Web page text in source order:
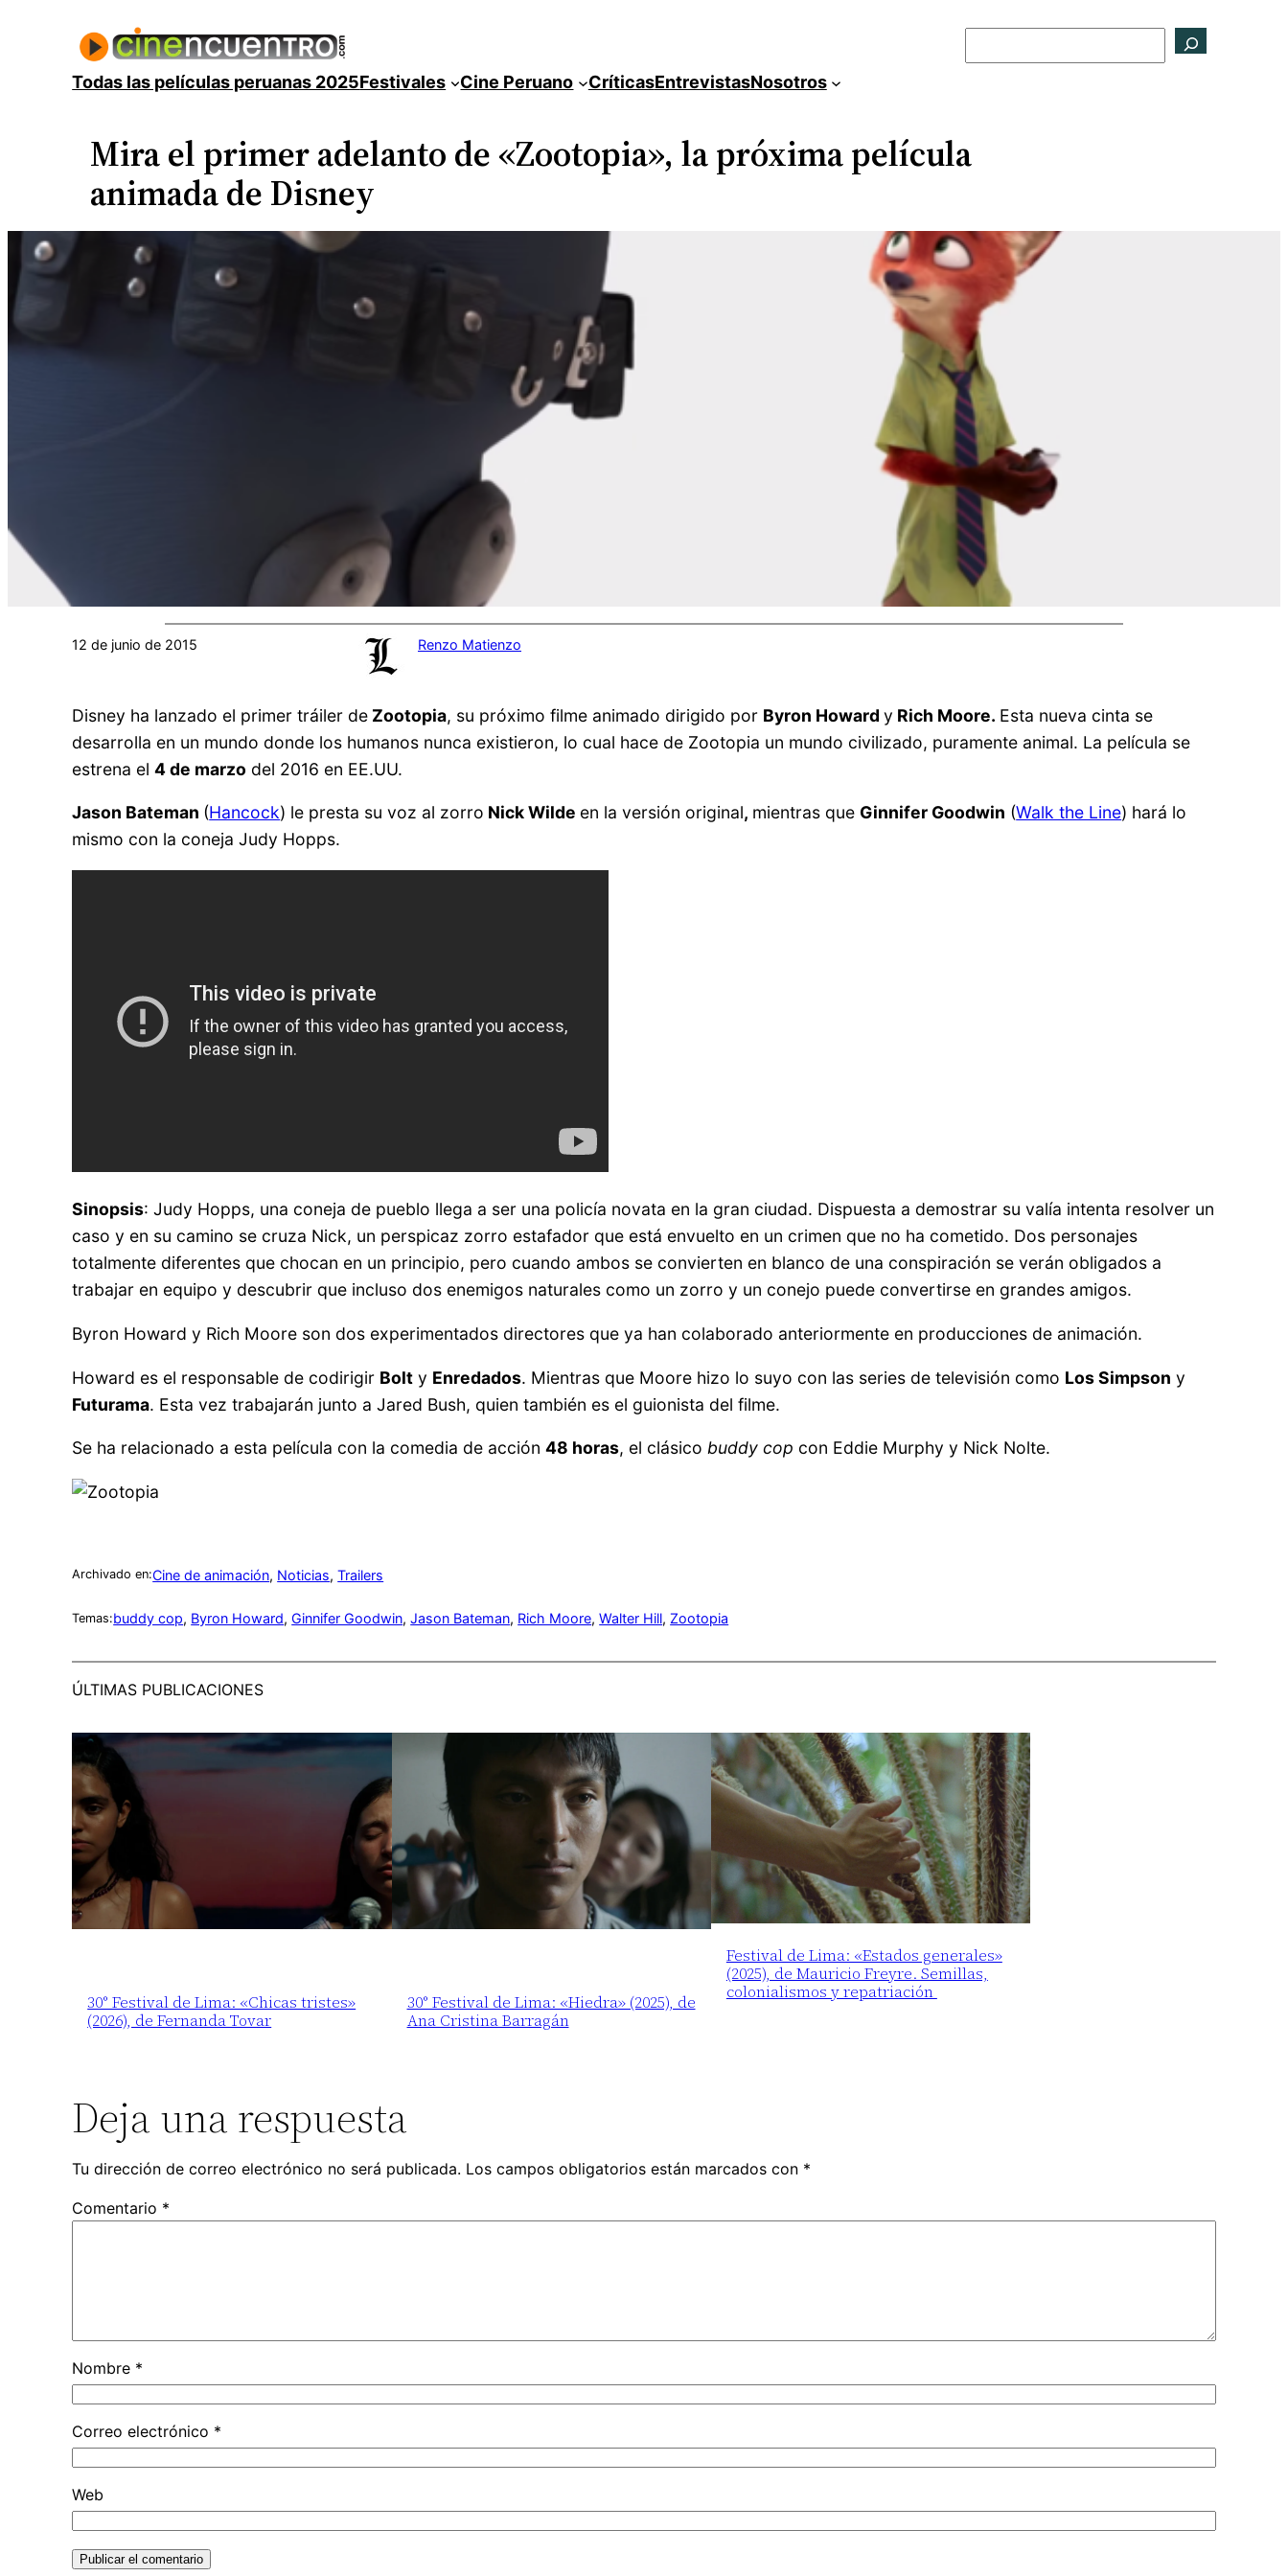
contenidoTodas las películas peruanas 2025Festivales Cine Peruano CríticasEntrevistasNosotros
Mira el primer adelanto de «Zootopia», la próxima película
animada de Disney
12 de junio de 2015 Renzo Matienzo
Disney ha lanzado el primer tráiler de Zootopia, su próximo filme animado dirigido por Byron Howardy Rich Moore. Esta nueva cinta se
desarrolla en un mundo donde los humanos nunca existieron, lo cual hace de Zootopia un mundo civilizado, puramente animal. La película se
estrena el4 de marzo del 2016 en EE.UU.
Jason Bateman (Hancock) le presta su voz al zorro Nick Wilde en la versión original, mientras que Ginnifer Goodwin (Walk the Line) hará lo
mismo con la coneja Judy Hopps.
Sinopsis: Judy Hopps, una coneja de pueblo llega a ser una policía novata en la gran ciudad. Dispuesta a demostrar su valía intenta resolver un
caso y en su camino se cruza Nick, un perspicaz zorro estafador que está envuelto en un crimen que no ha cometido. Dos personajes
totalmente diferentes que chocan en un principio, pero cuando ambos se convierten en blanco de una conspiración se verán obligados a
trabajar en equipo y descubrir que incluso dos enemigos naturales como un zorro y un conejo puede convertirse en grandes amigos.
Byron Howard y Rich Moore son dos experimentados directores que ya han colaborado anteriormente en producciones de animación.
Howard es el responsable de codirigir Bolt y Enredados. Mientras que Moore hizo lo suyo con las series de televisión como Los Simpson y
Futurama. Esta vez trabajarán junto a Jared Bush, quien también es el guionista del filme.
Se ha relacionado a esta película con la comedia de acción48 horas, el clásico buddy cop con Eddie Murphy y Nick Nolte.
Archivado en:Cine de animación, Noticias, Trailers
Temas:buddy cop, Byron Howard, Ginnifer Goodwin, Jason Bateman, Rich Moore, Walter Hill, Zootopia
ÚLTIMAS PUBLICACIONES
30° Festival de Lima: «Chicas tristes»
(2026), de Fernanda Tovar
30° Festival de Lima: «Hiedra» (2025), de
Ana Cristina Barragán
Festival de Lima: «Estados generales»
(2025), de Mauricio Freyre. Semillas,
colonialismos y repatriación
Deja una respuesta
Tu dirección de correo electrónico no será publicada. Los campos obligatorios están marcados con *
Comentario *
Nombre *
Correo electrónico *
Web